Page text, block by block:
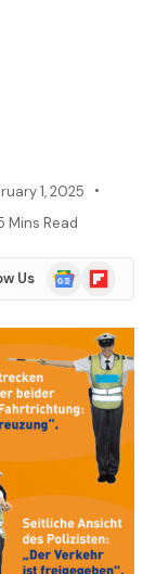
1, 2025
Mins Read
Us
Google
News
Flipboard